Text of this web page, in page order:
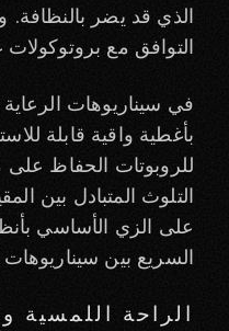
الذي قد يضر بالنظافة.
التوافق مع
في سيناريوهات
بأغطية واقية قابلة
للروبوتات الحفاظ
التلوث المتبادل بين
على الزي الأساسي
السريع بين سيناريوهات
الراحة اللمسية